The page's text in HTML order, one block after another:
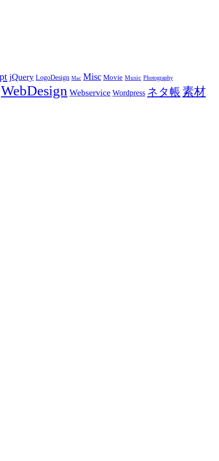
jQuery LogoDesign Mac Misc Movie Music Photography
WebDesign Webservice Wordpress ネタ帳 素材